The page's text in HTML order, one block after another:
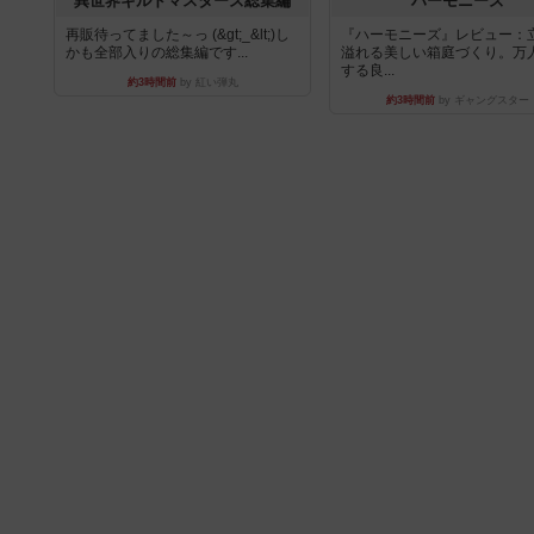
再販待ってました～っ (&gt;_&lt;)し
かも全部入りの総集編です...
約3時間前by 紅い弾丸
『ハーモニーズ』レビュー：
溢れる美しい箱庭づくり。万
する良...
約3時間前 by ギャングスター